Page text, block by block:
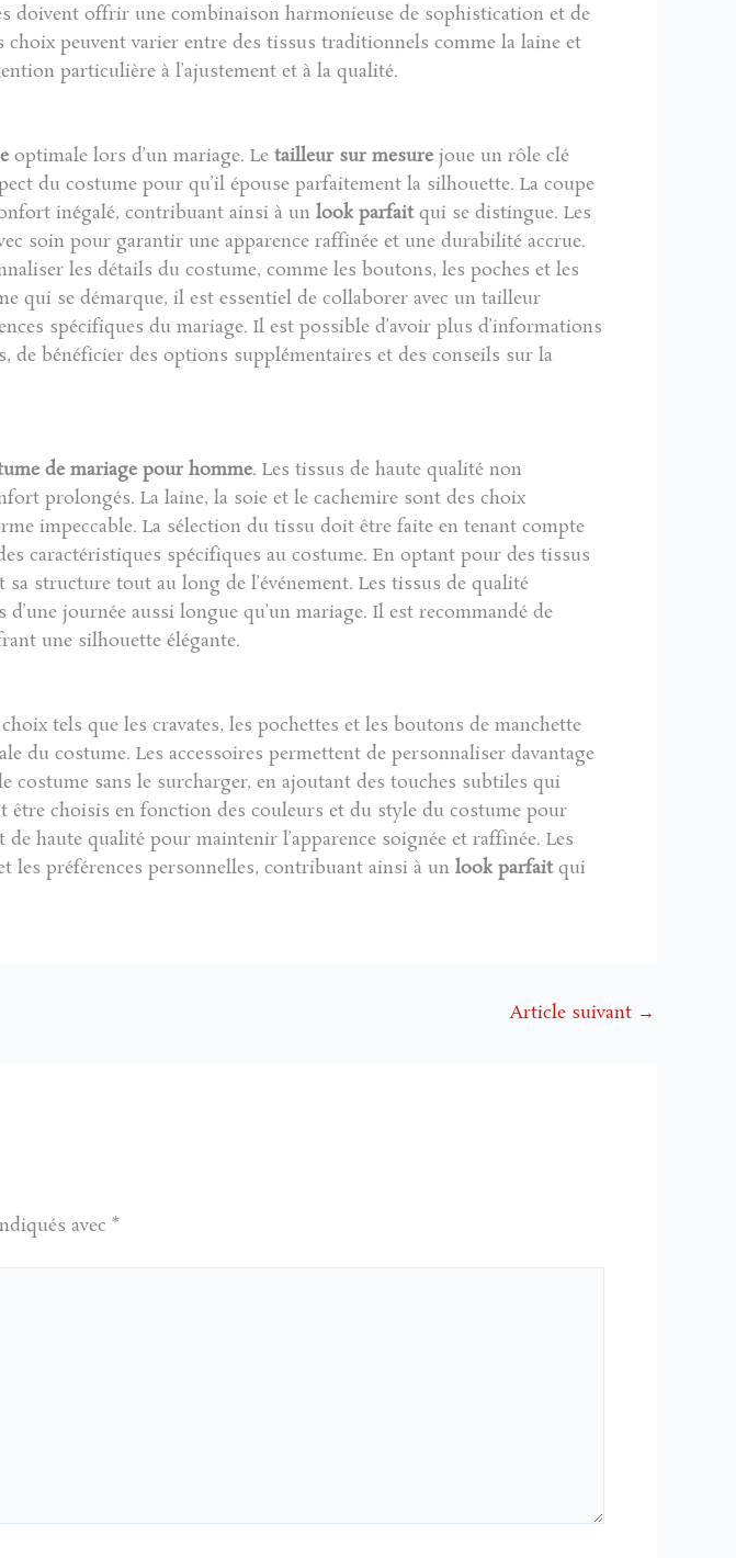
doivent offrir une combinaison harmonieuse de sophistication et de
peuvent varier entre des tissus traditionnels comme la laine et
particulière à l’ajustement et à la qualité.
optimale lors d’un mariage. Le tailleur sur mesurejoue un rôle clé
du costume pour qu’il épouse parfaitement la silhouette. La coupe
inégalé, contribuant ainsi à un look parfaitqui se distingue. Les
soin pour garantir une apparence raffinée et une durabilité accrue.
les détails du costume, comme les boutons, les poches et les
qui se démarque, il est essentiel de collaborer avec un tailleur
spécifiques du mariage. Il est possible d’avoir plus d’informations
de bénéficier des options supplémentaires et des conseils sur la
de mariage pour homme. Les tissus de haute qualité non
prolongés. La laine, la soie et le cachemire sont des choix
impeccable. La sélection du tissu doit être faite en tenant compte
caractéristiques spécifiques au costume. En optant pour des tissus
structure tout au long de l’événement. Les tissus de qualité
journée aussi longue qu’un mariage. Il est recommandé de
une silhouette élégante.
tels que les cravates, les pochettes et les boutons de manchette
du costume. Les accessoires permettent de personnaliser davantage
sans le surcharger, en ajoutant des touches subtiles qui
être choisis en fonction des couleurs et du style du costume pour
haute qualité pour maintenir l’apparence soignée et raffinée. Les
les préférences personnelles, contribuant ainsi à un look parfaitqui
Article suivant →
avec *